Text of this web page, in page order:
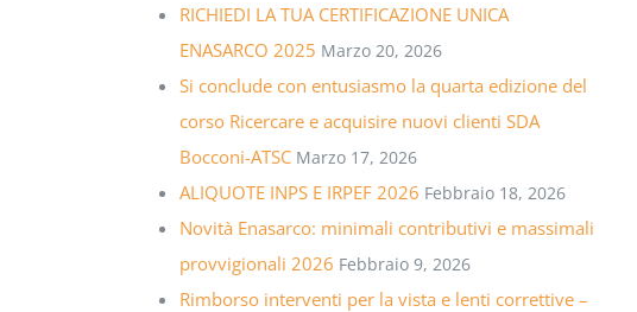
RICHIEDI LA TUA CERTIFICAZIONE UNICA
ENASARCO 2025 Marzo 20, 2026
Si conclude con entusiasmo la quarta edizione del
corso Ricercare e acquisire nuovi clienti SDA
Bocconi-ATSC Marzo 17, 2026
ALIQUOTE INPS E IRPEF 2026 Febbraio 18, 2026
Novità Enasarco: minimali contributivi e massimali
provvigionali 2026 Febbraio 9, 2026
Rimborso interventi per la vista e lenti correttive –